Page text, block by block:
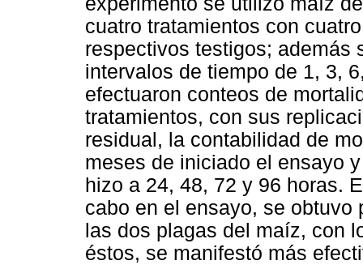
cuatro tratamientos con
respectivos testigos; además
intervalos de tiempo de 1, 3,
efectuaron conteos de
tratamientos, con sus
residual, la contabilidad de
meses de iniciado el ensayo
hizo a 24, 48, 72 y 96 horas.
cabo en el ensayo, se obtuvo
las dos plagas del maíz, con
éstos, se manifestó más